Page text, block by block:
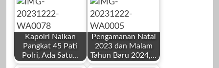
Kapolri Naikan
Pangkat 45 Pati
Polri, Ada Satu…
Pengamanan Natal
2023 dan Malam
Tahun Baru 2024,…